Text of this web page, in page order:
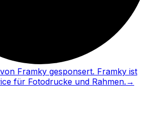
Framky gesponsert. Framky ist
für Fotodrucke und Rahmen. →